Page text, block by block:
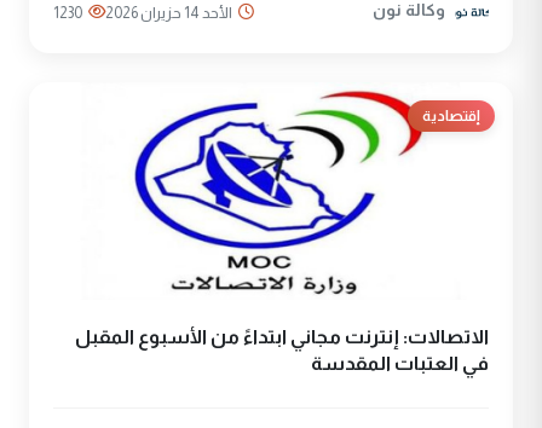
وكالة نون الأحد 14 حزيران 2026 1230
إقتصادية
الاتصالات: إنترنت مجاني ابتداءً من الأسبوع المقبل
في العتبات المقدسة